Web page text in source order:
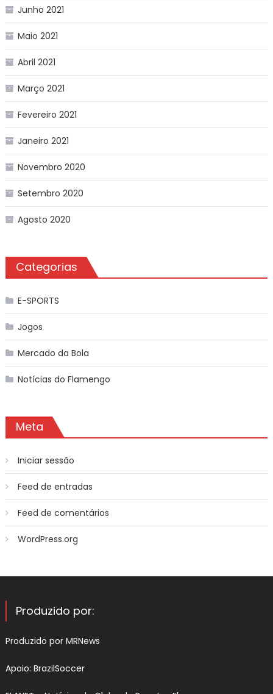
Junho 2021
Maio 2021
Abril 2021
Março 2021
Fevereiro 2021
Janeiro 2021
Novembro 2020
Setembro 2020
Agosto 2020
Categorias
E-SPORTS
Jogos
Mercado da Bola
Notícias do Flamengo
Meta
Iniciar sessão
Feed de entradas
Feed de comentários
WordPress.org
Produzido por:
Produzido por MRNews
Apoio: BrazilSoccer